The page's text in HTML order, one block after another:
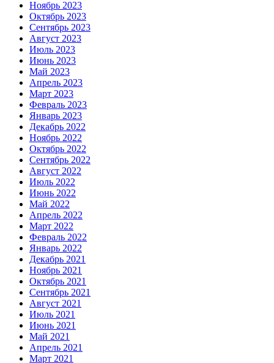
Ноябрь 2023
Октябрь 2023
Сентябрь 2023
Август 2023
Июль 2023
Июнь 2023
Май 2023
Апрель 2023
Март 2023
Февраль 2023
Январь 2023
Декабрь 2022
Ноябрь 2022
Октябрь 2022
Сентябрь 2022
Август 2022
Июль 2022
Июнь 2022
Май 2022
Апрель 2022
Март 2022
Февраль 2022
Январь 2022
Декабрь 2021
Ноябрь 2021
Октябрь 2021
Сентябрь 2021
Август 2021
Июль 2021
Июнь 2021
Май 2021
Апрель 2021
Март 2021